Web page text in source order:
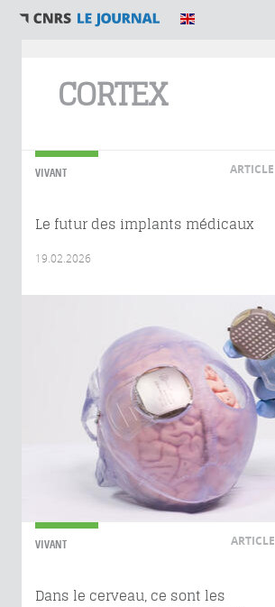
CORTEX
VIVANT ARTICLE
Le futur des implants médicaux
19.02.2026
VIVANT ARTICLE
Dans le cerveau, ce sont les